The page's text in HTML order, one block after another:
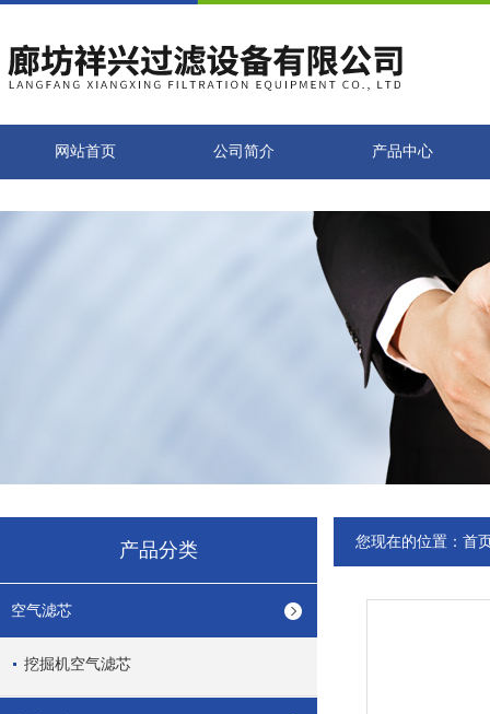
网站首页 公司简介 产品中心
产品分类
空气滤芯
挖掘机空气滤芯
您现在的位置： 首